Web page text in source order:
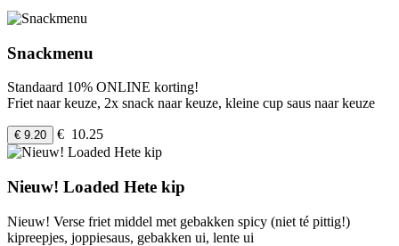
Snackmenu
Standaard 10% ONLINE korting!
Friet naar keuze, 2x snack naar keuze, kleine cup saus naar keuze
€ 9.20 € 10.25
Nieuw! Loaded Hete kip
Nieuw! Verse friet middel met gebakken spicy (niet té pittig!)
kipreepjes, joppiesaus, gebakken ui, lente ui